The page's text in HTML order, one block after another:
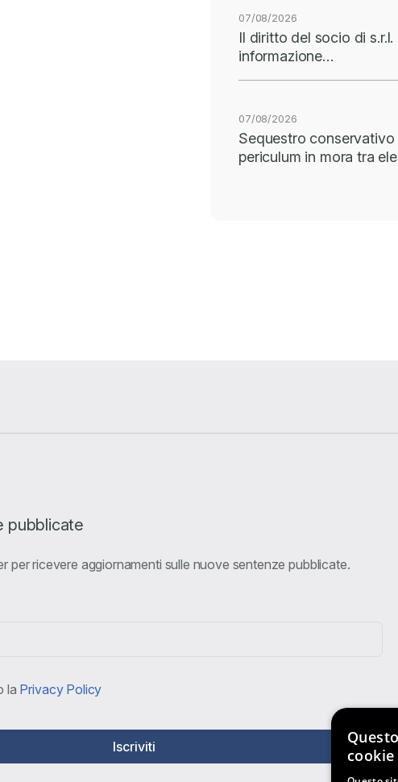
07/08/2026
Il diritto del socio di s.r.l.
informazione…
07/08/2026
Sequestro conservativo
periculum in mora tra
pubblicate
per ricevere aggiornamenti sulle nuove sentenze pubblicate.
la Privacy Policy
Iscriviti
cookie